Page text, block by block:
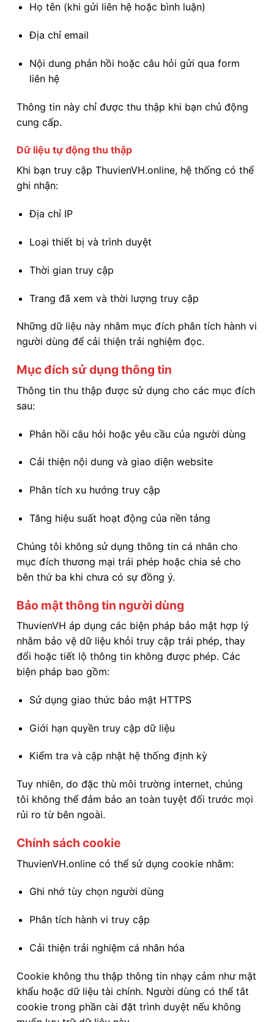
Họ tên (khi gửi liên hệ hoặc bình luận)
Địa chỉ email
Nội dung phản hồi hoặc câu hỏi gửi qua form
liên hệ
Thông tin này chỉ được thu thập khi bạn chủ động
cung cấp.
Dữ liệu tự động thu thập
Khi bạn truy cập ThuvienVH.online, hệ thống có thể
ghi nhận:
Địa chỉ IP
Loại thiết bị và trình duyệt
Thời gian truy cập
Trang đã xem và thời lượng truy cập
Những dữ liệu này nhằm mục đích phân tích hành vi
người dùng để cải thiện trải nghiệm đọc.
Mục đích sử dụng thông tin
Thông tin thu thập được sử dụng cho các mục đích
sau:
Phản hồi câu hỏi hoặc yêu cầu của người dùng
Cải thiện nội dung và giao diện website
Phân tích xu hướng truy cập
Tăng hiệu suất hoạt động của nền tảng
Chúng tôi không sử dụng thông tin cá nhân cho
mục đích thương mại trái phép hoặc chia sẻ cho
bên thứ ba khi chưa có sự đồng ý.
Bảo mật thông tin người dùng
ThuvienVH áp dụng các biện pháp bảo mật hợp lý
nhằm bảo vệ dữ liệu khỏi truy cập trái phép, thay
đổi hoặc tiết lộ thông tin không được phép. Các
biện pháp bao gồm:
Sử dụng giao thức bảo mật HTTPS
Giới hạn quyền truy cập dữ liệu
Kiểm tra và cập nhật hệ thống định kỳ
Tuy nhiên, do đặc thù môi trường internet, chúng
tôi không thể đảm bảo an toàn tuyệt đối trước mọi
rủi ro từ bên ngoài.
Chính sách cookie
ThuvienVH.online có thể sử dụng cookie nhằm:
Ghi nhớ tùy chọn người dùng
Phân tích hành vi truy cập
Cải thiện trải nghiệm cá nhân hóa
Cookie không thu thập thông tin nhạy cảm như mật
khẩu hoặc dữ liệu tài chính. Người dùng có thể tắt
cookie trong phần cài đặt trình duyệt nếu không